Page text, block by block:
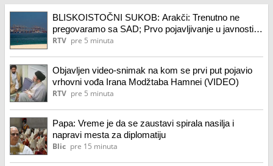
BLISKOISTOČNI SUKOB: Arakči: Trenutno ne
pregovaramo sa SAD; Prvo pojavljivanje u javnosti
vrhovnog vođe Irana Modžtabe Hamneija
RTV pre 5 minuta
Objavljen video-snimak na kom se prvi put pojavio
vrhovni vođa Irana Modžtaba Hamnei (VIDEO)
RTV pre 5 minuta
Papa: Vreme je da se zaustavi spirala nasilja i
napravi mesta za diplomatiju
Blic pre 15 minuta